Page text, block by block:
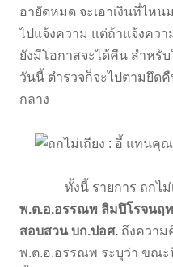
อายัดหมด จะเอาเงินที่ไห
ไปแจ้งความ แต่ถ้าแจ้งควา
ยังมีโอกาสจะได้คืน สำหรั
วันนี้ ตำรวจก็จะไปตามยึดคื
กลาง
ทั้งนี้ รายการ ถกไม่เถี
พ.ต.อ.อรรณพ ลิมปิโรจนฤ
สอบสวน บก.ปอศ. ถึงความ
พ.ต.อ.อรรณพ ระบุว่า ขณะ